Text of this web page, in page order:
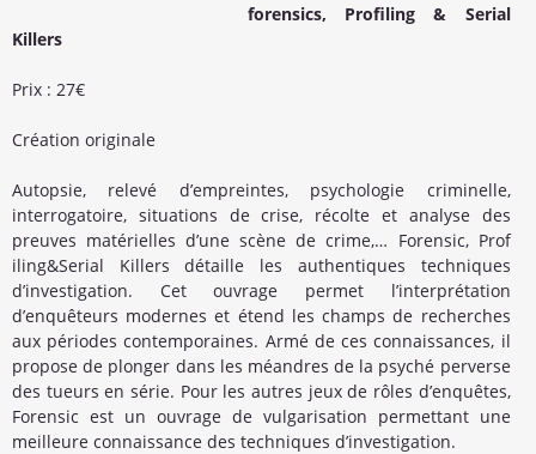
forensics, Profiling & Serial
Killers
Prix : 27€
Création originale
Autopsie, relevé d’empreintes, psychologie criminelle,
interrogatoire, situations de crise, récolte et analyse des
preuves matérielles d’une scène de crime,… Forensic, Prof
iling&Serial Killers détaille les authentiques techniques
d’investigation. Cet ouvrage permet l’interprétation
d’enquêteurs modernes et étend les champs de recherches
aux périodes contemporaines. Armé de ces connaissances, il
propose de plonger dans les méandres de la psyché perverse
des tueurs en série. Pour les autres jeux de rôles d’enquêtes,
Forensic est un ouvrage de vulgarisation permettant une
meilleure connaissance des techniques d’investigation.